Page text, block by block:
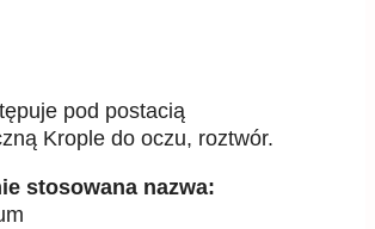
pod postacią
Krople do oczu, roztwór.
stosowana nazwa: